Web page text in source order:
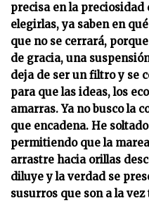
precisa en la preciosidad
elegirlas, ya saben en
que no se cerrará,
de gracia, una
deja de ser un filtro y se
para que las ideas, los
amarras. Ya no busco la
que encadena. He
permitiendo que la
arrastre hacia orillas
diluye y la verdad se
susurros que son a la vez